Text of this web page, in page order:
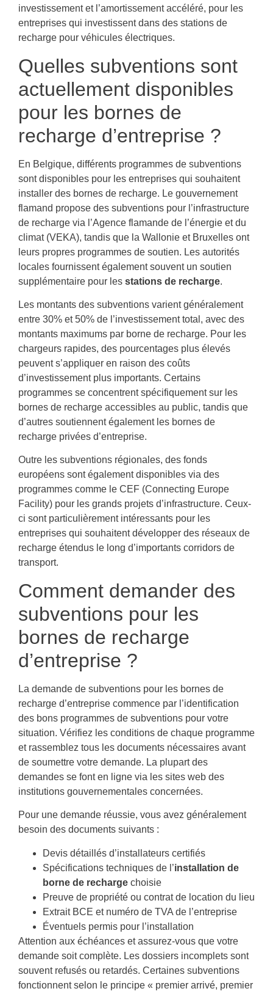
investissement et l’amortissement accéléré, pour les
entreprises qui investissent dans des stations de
recharge pour véhicules électriques.
Quelles subventions sont
actuellement disponibles
pour les bornes de
recharge d’entreprise ?
En Belgique, différents programmes de subventions
sont disponibles pour les entreprises qui souhaitent
installer des bornes de recharge. Le gouvernement
flamand propose des subventions pour l’infrastructure
de recharge via l’Agence flamande de l’énergie et du
climat (VEKA), tandis que la Wallonie et Bruxelles ont
leurs propres programmes de soutien. Les autorités
locales fournissent également souvent un soutien
supplémentaire pour les stations de recharge.
Les montants des subventions varient généralement
entre 30% et 50% de l’investissement total, avec des
montants maximums par borne de recharge. Pour les
chargeurs rapides, des pourcentages plus élevés
peuvent s’appliquer en raison des coûts
d’investissement plus importants. Certains
programmes se concentrent spécifiquement sur les
bornes de recharge accessibles au public, tandis que
d’autres soutiennent également les bornes de
recharge privées d’entreprise.
Outre les subventions régionales, des fonds
européens sont également disponibles via des
programmes comme le CEF (Connecting Europe
Facility) pour les grands projets d’infrastructure. Ceux-
ci sont particulièrement intéressants pour les
entreprises qui souhaitent développer des réseaux de
recharge étendus le long d’importants corridors de
transport.
Comment demander des
subventions pour les
bornes de recharge
d’entreprise ?
La demande de subventions pour les bornes de
recharge d’entreprise commence par l’identification
des bons programmes de subventions pour votre
situation. Vérifiez les conditions de chaque programme
et rassemblez tous les documents nécessaires avant
de soumettre votre demande. La plupart des
demandes se font en ligne via les sites web des
institutions gouvernementales concernées.
Pour une demande réussie, vous avez généralement
besoin des documents suivants :
Devis détaillés d’installateurs certifiés
Spécifications techniques de l’installation de
borne de recharge choisie
Preuve de propriété ou contrat de location du lieu
Extrait BCE et numéro de TVA de l’entreprise
Éventuels permis pour l’installation
Attention aux échéances et assurez-vous que votre
demande soit complète. Les dossiers incomplets sont
souvent refusés ou retardés. Certaines subventions
fonctionnent selon le principe « premier arrivé, premier